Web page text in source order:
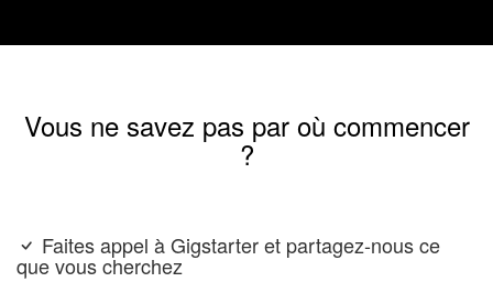
Vous ne savez pas par où commencer
?
Faites appel à Gigstarter et partagez-nous ce
que vous cherchez